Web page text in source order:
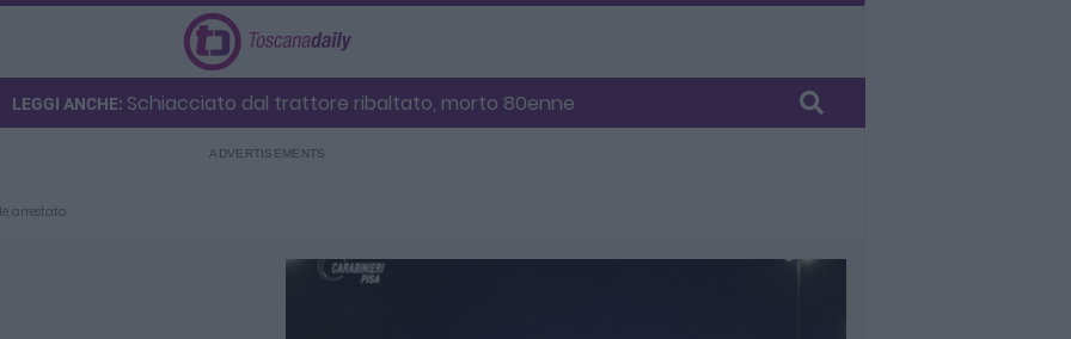
LEGGI ANCHE: Schiacciato dal trattore ribaltato, morto 80enne
arrestato